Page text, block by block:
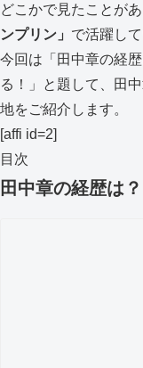
どこかで見たことが
ンプリン」 で活躍し
今回は「田中章の経
る！」と題して、田
地をご紹介します。
[affi id=2]
目次
田中章の経歴は？